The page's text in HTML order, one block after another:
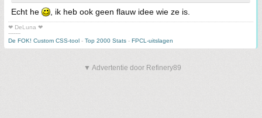
Echt he , ik heb ook geen flauw idee wie ze is.
❤ DeLuna ❤
-------
De FOK! Custom CSS-tool - Top 2000 Stats - FPCL-uitslagen
▼ Advertentie door Refinery89